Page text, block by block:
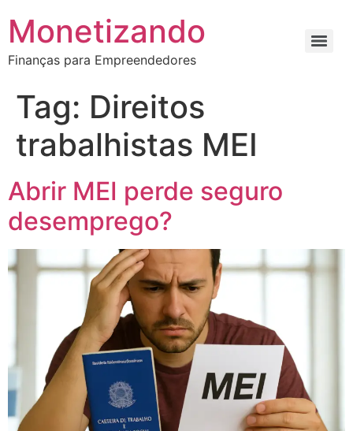
Monetizando
Finanças para Empreendedores
Tag: Direitos
trabalhistas MEI
Abrir MEI perde seguro
desemprego?